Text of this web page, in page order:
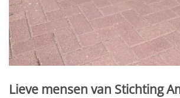
Lieve mensen van Stichting